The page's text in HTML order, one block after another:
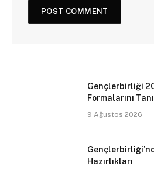
Gençlerbirliği
Formalarını
9 Ağustos 2026
Hazırlıkları